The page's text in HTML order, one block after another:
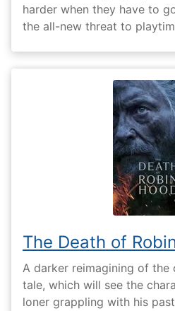
harder when they have to
the all-new threat to
The Death of
A darker reimagining of the
tale, which will see the
loner grappling with his